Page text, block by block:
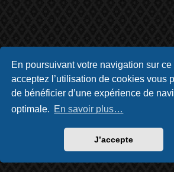
En poursuivant votre navigation sur
acceptez l’utilisation de cookies vous
de bénéficier d’une expérience de
optimale. En savoir plus…
J’accepte